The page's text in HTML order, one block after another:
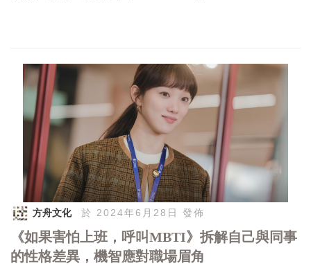
方舟文化 於 2024年6月28日 發佈
《如果害怕上班，呼叫MBTI》拆解自己與同事
的性格差異，機智應對職場眉角